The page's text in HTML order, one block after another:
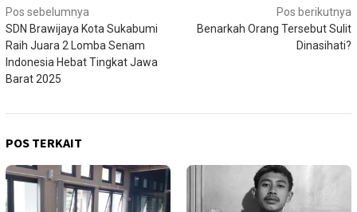
Navigasi
pos
Pos sebelumnya
SDN Brawijaya Kota Sukabumi
Raih Juara 2 Lomba Senam
Indonesia Hebat Tingkat Jawa
Barat 2025
Pos berikutnya
Benarkah Orang Tersebut Sulit
Dinasihati?
POS TERKAIT